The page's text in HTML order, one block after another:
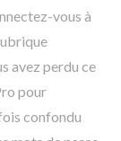
vous à
avez perdu ce
pour
confondu